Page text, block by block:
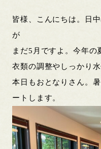
皆様、こんにちは。日
が
まだ5月ですよ。今年の
衣類の調整やしっかり
本日もおとなりさん。
ートします。